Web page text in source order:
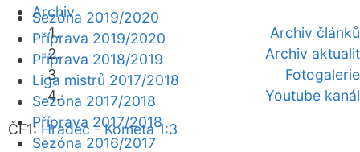
Archiv
Archiv článků
Archiv aktualit
Fotogalerie
Youtube kanál
ČF1: Hradec - Kometa 1:3
Sezóna 2019/2020
Příprava 2019/2020
Příprava 2018/2019
Liga mistrů 2017/2018
Sezóna 2017/2018
Příprava 2017/2018
Sezóna 2016/2017